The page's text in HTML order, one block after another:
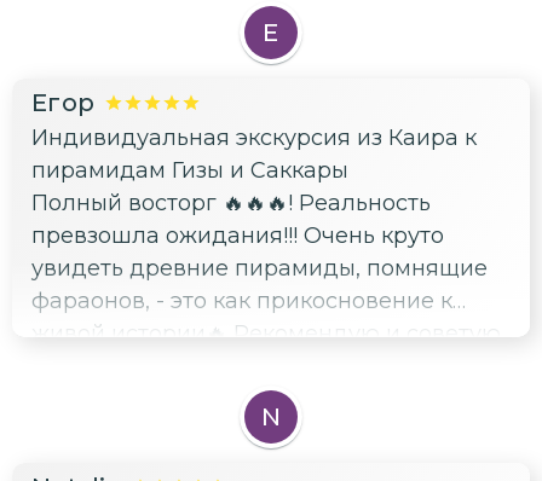
красивых и необычных мест подойдет и
парам, и друзьям, и молодежи) Спасибо,
Е
Егор
Индивидуальная экскурсия из Каира к
пирамидам Гизы и Саккары
Полный восторг 🔥🔥🔥! Реальность
превзошла ожидания!!! Очень круто
увидеть древние пирамиды, помнящие
фараонов, - это как прикосновение к
живой истории🔥 Рекомендую и советую
N